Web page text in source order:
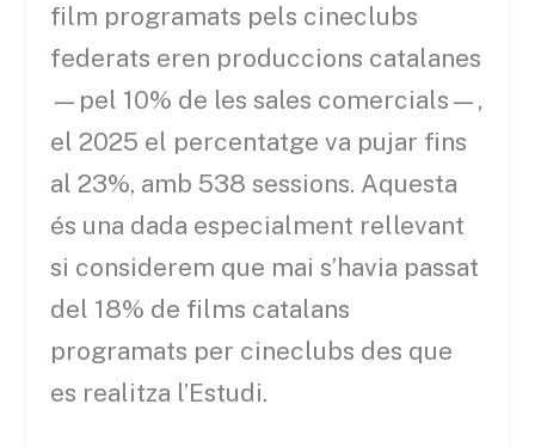
film programats pels cineclubs
federats eren produccions catalanes
—pel 10% de les sales comercials—,
el 2025 el percentatge va pujar fins
al 23%, amb 538 sessions. Aquesta
és una dada especialment rellevant
si considerem que mai s’havia passat
del 18% de films catalans
programats per cineclubs des que
es realitza l’Estudi.